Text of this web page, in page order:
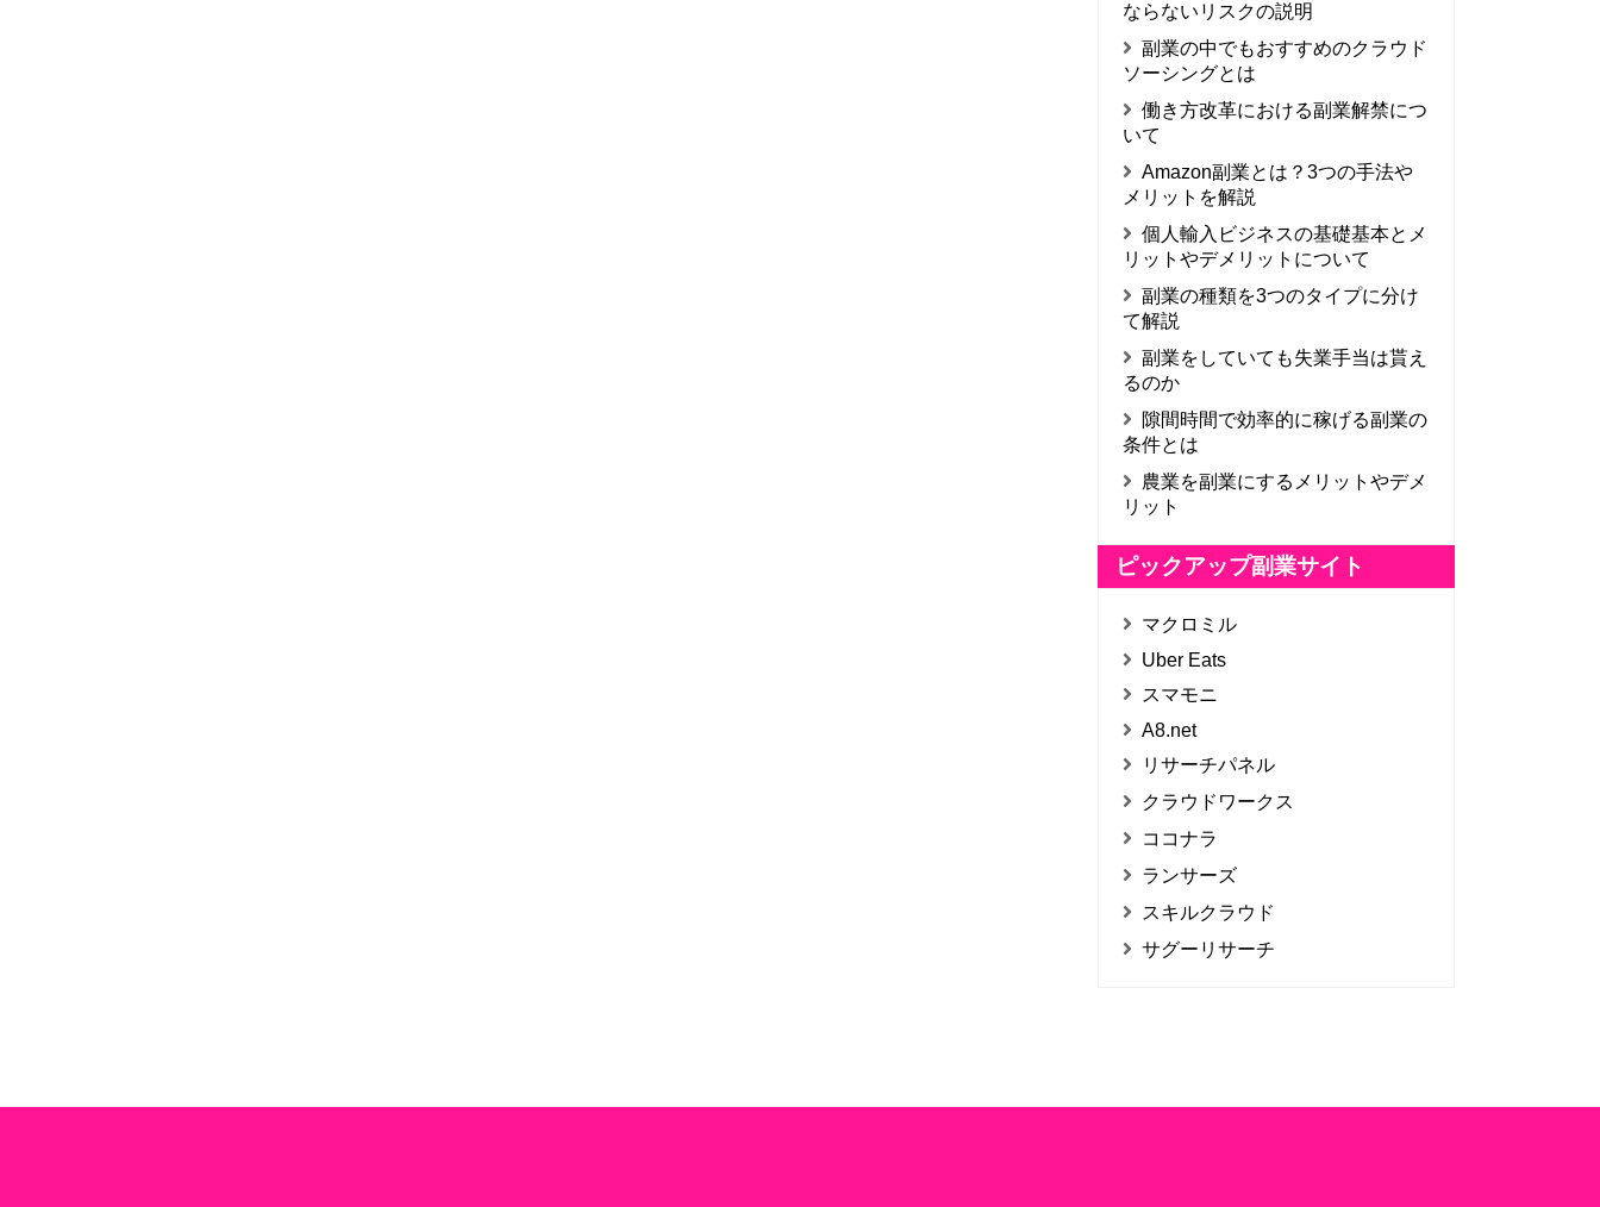
ならないリスクの説明
副業の中でもおすすめのクラウド
ソーシングとは
働き方改革における副業解禁につ
いて
Amazon副業とは？3つの手法や
メリットを解説
個人輸入ビジネスの基礎基本とメ
リットやデメリットについて
副業の種類を3つのタイプに分け
て解説
副業をしていても失業手当は貰え
るのか
隙間時間で効率的に稼げる副業の
条件とは
農業を副業にするメリットやデメ
リット
ピックアップ副業サイト
マクロミル
Uber Eats
スマモニ
A8.net
リサーチパネル
クラウドワークス
ココナラ
ランサーズ
スキルクラウド
サグーリサーチ